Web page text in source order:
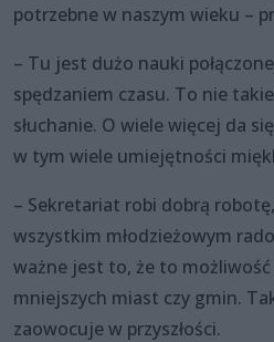
potrzebne w naszym wieku –
– Tu jest dużo nauki
spędzaniem czasu. To nie
słuchanie. O wiele więcej da
w tym wiele umiejętności
– Sekretariat robi dobrą
wszystkim młodzieżowym
ważne jest to, że to
mniejszych miast czy gmin.
zaowocuje w przyszłości.